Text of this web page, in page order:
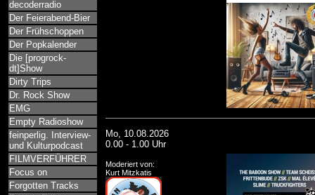
decoderradio
Der Feierabend-Bier
Der Frühschoppen
Der Popkalender
Die [progrock-
dt]Show
Dirty Trips
Dr. Rock Show
EMG
Empty Radioshow
feinperlig. Interview-
und Kulturpodcast
FILMVERFÜHRER
Focus on
Forgotten Tracks
Mo, 10.08.2026
0.00 - 1.00 Uhr
Moderiert von:
Kurt Mitzkatis